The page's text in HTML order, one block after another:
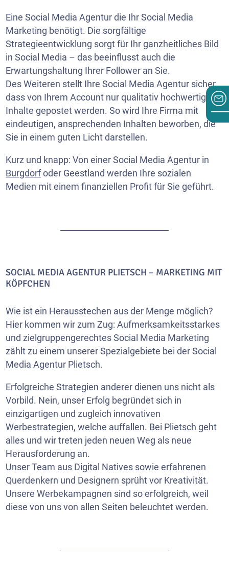
Eine Social Media Agentur die Ihr Social Media
Marketing benötigt. Die sorgfältige
Strategieentwicklung sorgt für Ihr ganzheitliches Bild
in Social Media – das beeinflusst auch die
Erwartungshaltung Ihrer Follower an Sie.
Des Weiteren stellt Ihre Social Media Agentur sicher,
dass von Ihrem Account nur qualitativ hochwertige
Inhalte gepostet werden. So wird Ihre Firma mit
eindeutigen, ansprechenden Inhalten beworben, die
Sie in einem guten Licht darstellen.
Kurz und knapp: Von einer Social Media Agentur in
Burgdorfoder Geestland werden Ihre sozialen
Medien mit einem finanziellen Profit für Sie geführt.
SOCIAL MEDIA AGENTUR PLIETSCH – MARKETING MIT
KÖPFCHEN
Wie ist ein Herausstechen aus der Menge möglich?
Hier kommen wir zum Zug: Aufmerksamkeitsstarkes
und zielgruppengerechtes Social Media Marketing
zählt zu einem unserer Spezialgebiete bei der Social
Media Agentur Plietsch.
Erfolgreiche Strategien anderer dienen uns nicht als
Vorbild. Nein, unser Erfolg begründet sich in
einzigartigen und zugleich innovativen
Werbestrategien, welche auffallen. Bei Plietsch geht
alles und wir treten jeden neuen Weg als neue
Herausforderung an.
Unser Team aus Digital Natives sowie erfahrenen
Querdenkern und Designern sprüht vor Kreativität.
Unsere Werbekampagnen sind so erfolgreich, weil
diese von uns von allen Seiten beleuchtet werden.